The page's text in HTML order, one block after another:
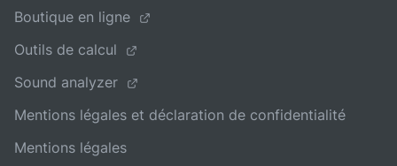
Boutique en ligne
Outils de calcul
Sound analyzer
Mentions légales et déclaration de confidentialité
Mentions légales